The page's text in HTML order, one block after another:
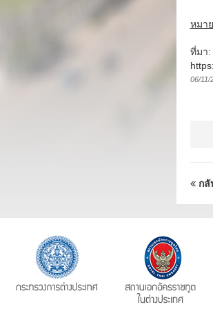
หมา
ที่มา:
06/11/
กลั